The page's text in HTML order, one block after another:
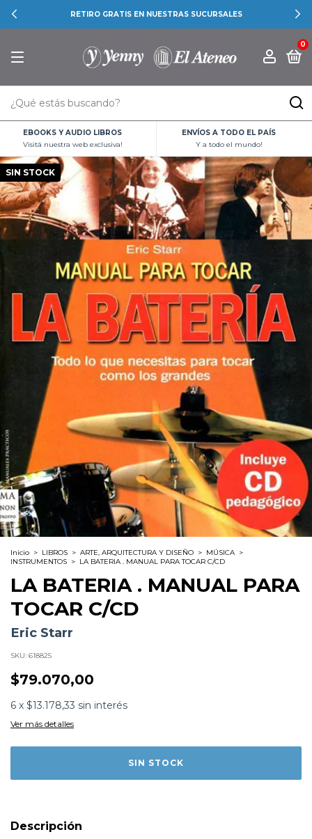
RETIRO GRATIS EN NUESTRAS SUCURSALES
0
EBOOKS Y AUDIO LIBROS
Visitá nuestra web exclusiva!
ENVÍOS A TODO EL PAÍS
Y a todo el mundo!
SIN STOCK
Inicio > LIBROS > ARTE, ARQUITECTURA Y DISEÑO > MÚSICA >
INSTRUMENTOS > LA BATERIA . MANUAL PARA TOCAR C/CD
LA BATERIA . MANUAL PARA
TOCAR C/CD
Eric Starr
SKU: 618825
$79.070,00
6 x $13.178,33 sin interés
Ver más detalles
Descripción
Formato: LIBROS
Editorial:Robin Book Ma Non Troppo
Idioma:Español
Un libro sencillo y directo que te enseña a tocar la batería